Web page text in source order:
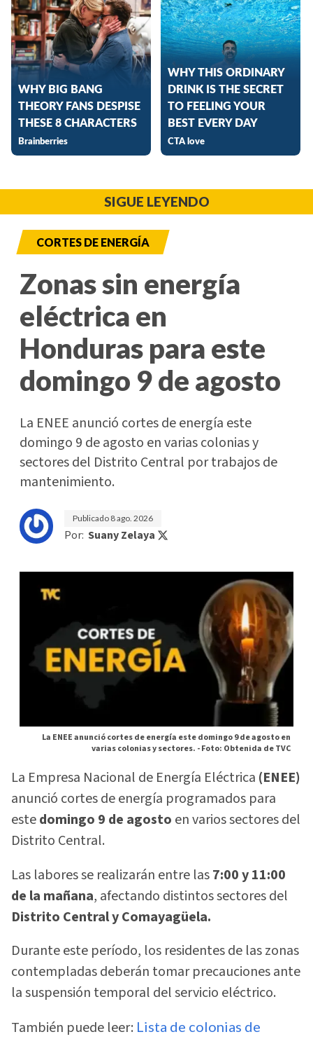
SIGUE LEYENDO
CORTES DE ENERGÍA
Zonas sin energía
eléctrica en
Honduras para este
domingo 9 de agosto
La ENEE anunció cortes de energía este
domingo 9 de agosto en varias colonias y
sectores del Distrito Central por trabajos de
mantenimiento.
Publicado 8 ago. 2026
Por: Suany Zelaya
La ENEE anunció cortes de energía este domingo 9 de agosto en
varias colonias y sectores. -Foto: Obtenida de TVC
La Empresa Nacional de Energía Eléctrica (ENEE)
anunció cortes de energía programados para
estedomingo 9 de agosto en varios sectores del
Distrito Central.
Las labores se realizarán entre las7:00 y 11:00
de la mañana, afectando distintos sectores del
Distrito Central y Comayagüela.
Durante este período, los residentes de las zonas
contempladas deberán tomar precauciones ante
la suspensión temporal del servicio eléctrico.
También puede leer: Lista de colonias de